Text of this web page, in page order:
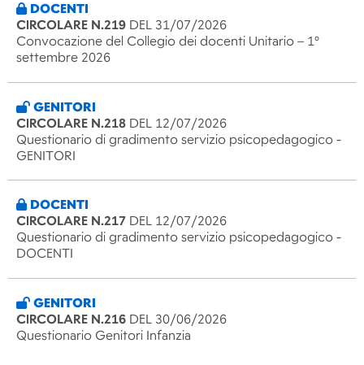
DOCENTI
CIRCOLARE N.219 DEL 31/07/2026
Convocazione del Collegio dei docenti Unitario – 1°
settembre 2026
GENITORI
CIRCOLARE N.218 DEL 12/07/2026
Questionario di gradimento servizio psicopedagogico -
GENITORI
DOCENTI
CIRCOLARE N.217 DEL 12/07/2026
Questionario di gradimento servizio psicopedagogico -
DOCENTI
GENITORI
CIRCOLARE N.216 DEL 30/06/2026
Questionario Genitori Infanzia